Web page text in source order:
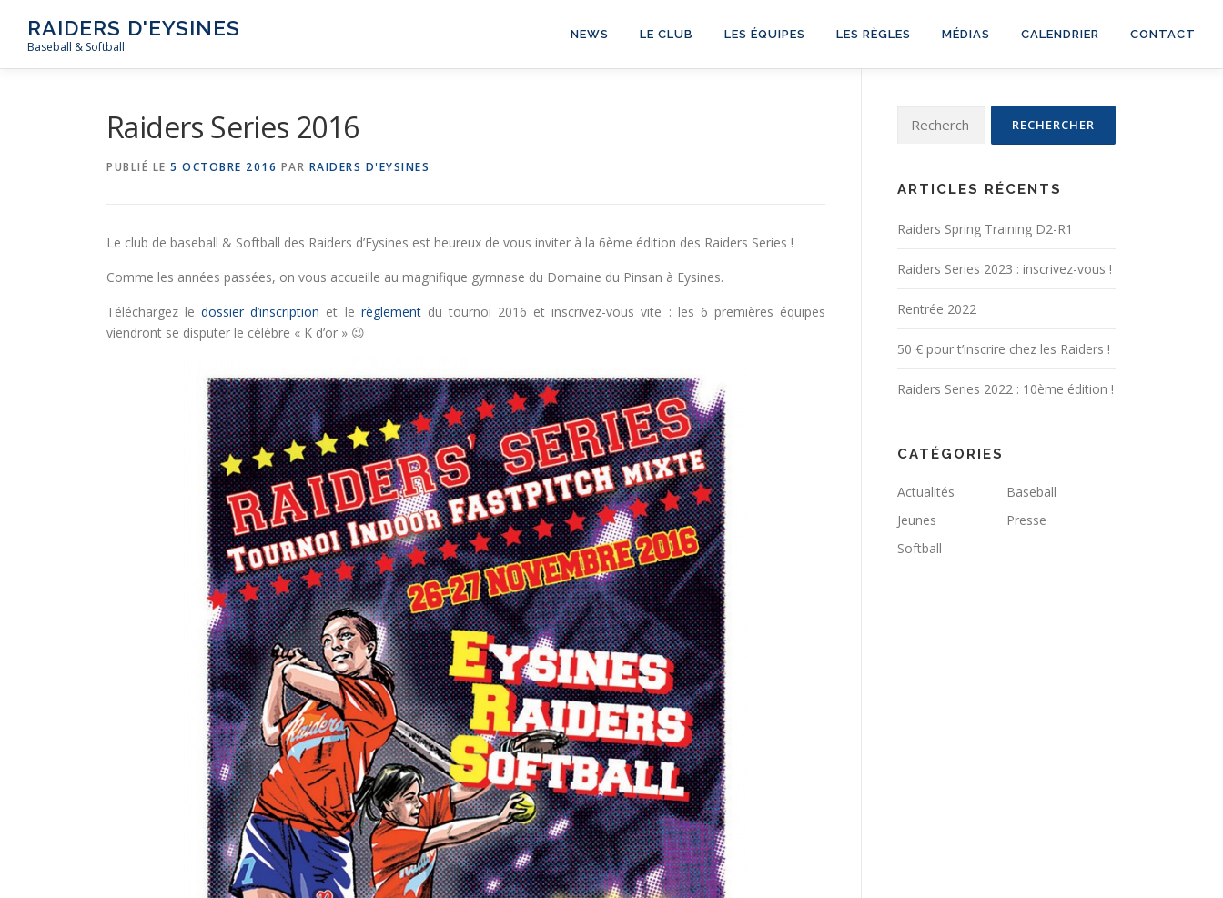
contenu
RAIDERS D'EYSINES
Baseball & Softball
NEWS LE CLUB LES ÉQUIPES LES RÈGLES MÉDIAS CALENDRIER CONTACT
Raiders Series 2016
PUBLIÉ LE 5 OCTOBRE 2016 PAR RAIDERS D'EYSINES
Le club de baseball & Softball des Raiders d’Eysines est heureux de vous inviter à la 6ème édition des Raiders Series !
Comme les années passées, on vous accueille au magnifique gymnase du Domaine du Pinsan à Eysines.
Téléchargez ledossier d’inscription et le règlementdu tournoi 2016 et inscrivez-vous vite : les 6 premières équipes
viendront se disputer le célèbre « K d’or » 😉
ARTICLES RÉCENTS
Raiders Spring Training D2-R1
Raiders Series 2023 : inscrivez-vous !
Rentrée 2022
50 € pour t’inscrire chez les Raiders !
Raiders Series 2022 : 10ème édition !
CATÉGORIES
Actualités
Baseball
Jeunes
Presse
Softball